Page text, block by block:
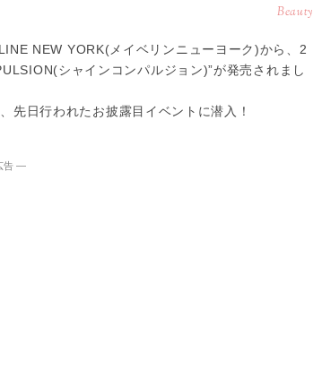
Beauty
NEW YORK(メイベリンニューヨーク)から、2
シャインコンパルジョン)”が発売されまし
先日行われたお披露目イベントに潜入！
告 ―